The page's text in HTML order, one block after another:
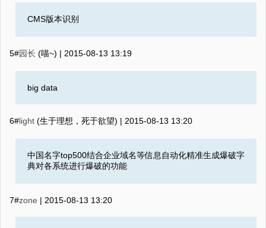
CMS版本识别
5#园长 (喵~) | 2015-08-13 13:19
big data
6#light (生于理想，死于欲望) | 2015-08-13 13:20
中国名字top500结合企业域名等信息自动化精准生成爆破字
典对各系统进行爆破的功能
7#zone | 2015-08-13 13:20